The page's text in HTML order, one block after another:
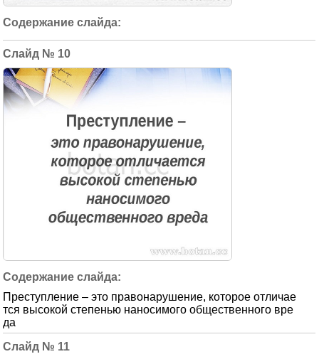
10
Преступление – это правонарушение, которое отличае
тся высокой степенью наносимого общественного вре
да
11